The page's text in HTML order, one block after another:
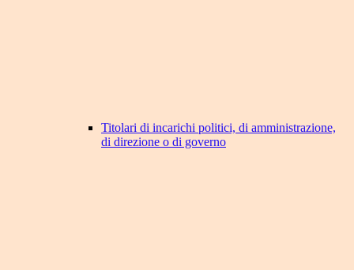
Titolari di incarichi politici, di amministrazione,
di direzione o di governo